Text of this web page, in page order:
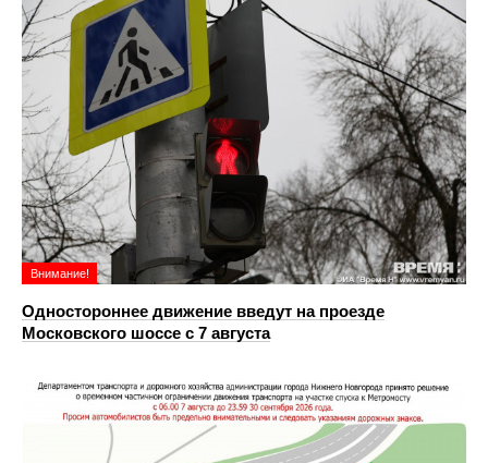
Внимание!
Одностороннее движение введут на проезде
Московского шоссе с 7 августа